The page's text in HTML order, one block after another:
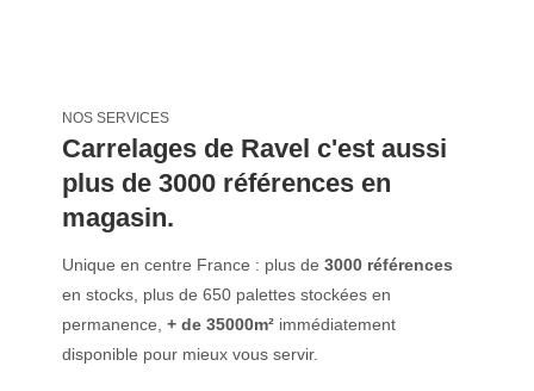
NOS SERVICES
Carrelages de Ravel c'est aussi
plus de 3000 références en
magasin.
Unique en centre France : plus de3000 références
en stocks, plus de 650 palettes stockées en
permanence,+ de 35000m² immédiatement
disponible pour mieux vous servir.